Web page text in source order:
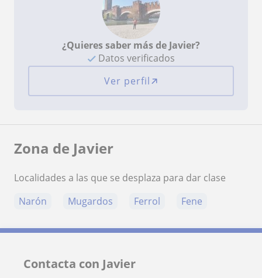
¿Quieres saber más de Javier?
Datos verificados
Ver perfil
Zona de Javier
Localidades a las que se desplaza para dar clase
Narón
Mugardos Ferrol Fene
Contacta con Javier